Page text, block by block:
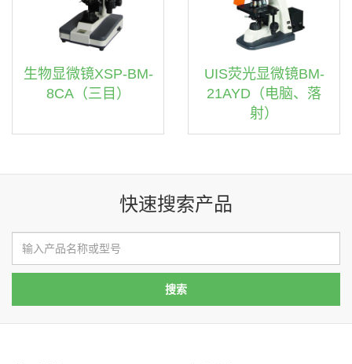
生物显微镜XSP-BM-
8CA（三目）
UIS荧光显微镜BM-
21AYD（电脑、落
射）
快速搜索产品